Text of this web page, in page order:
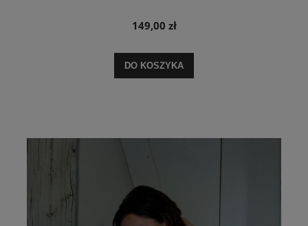
149,00 zł
DO KOSZYKA